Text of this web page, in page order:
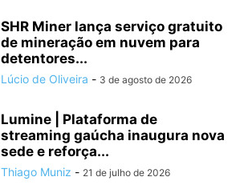
SHR Miner lança serviço gratuito
de mineração em nuvem para
detentores...
Lúcio de Oliveira - 3 de agosto de 2026
Lumine | Plataforma de
streaming gaúcha inaugura nova
sede e reforça...
Thiago Muniz - 21 de julho de 2026